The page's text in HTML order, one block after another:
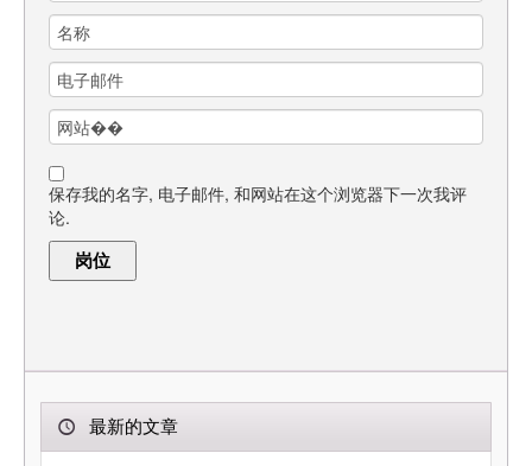
保存我的名字, 电子邮件, 和网站在这个浏览器下一次我评
论.
最新的文章